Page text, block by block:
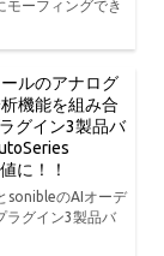
モーフィングでき
ールのアナログ
機能を組み合
グイン3製品バ
に！！
sonibleのAIオーデ
ラグイン3製品バ